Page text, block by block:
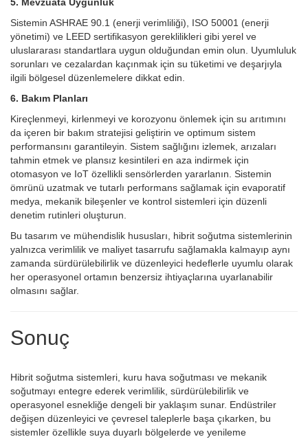
Sistemin ASHRAE 90.1 (enerji verimliliği), ISO 50001 (enerji
yönetimi) ve LEED sertifikasyon gereklilikleri gibi yerel ve
uluslararası standartlara uygun olduğundan emin olun. Uyumluluk
sorunları ve cezalardan kaçınmak için su tüketimi ve deşarjıyla
ilgili bölgesel düzenlemelere dikkat edin.
6. Bakım Planları
Kireçlenmeyi, kirlenmeyi ve korozyonu önlemek için su arıtımını
da içeren bir bakım stratejisi geliştirin ve optimum sistem
performansını garantileyin. Sistem sağlığını izlemek, arızaları
tahmin etmek ve plansız kesintileri en aza indirmek için
otomasyon ve IoT özellikli sensörlerden yararlanın. Sistemin
ömrünü uzatmak ve tutarlı performans sağlamak için evaporatif
medya, mekanik bileşenler ve kontrol sistemleri için düzenli
denetim rutinleri oluşturun.
Bu tasarım ve mühendislik hususları, hibrit soğutma sistemlerinin
yalnızca verimlilik ve maliyet tasarrufu sağlamakla kalmayıp aynı
zamanda sürdürülebilirlik ve düzenleyici hedeflerle uyumlu olarak
her operasyonel ortamın benzersiz ihtiyaçlarına uyarlanabilir
olmasını sağlar.
Sonuç
Hibrit soğutma sistemleri, kuru hava soğutması ve mekanik
soğutmayı entegre ederek verimlilik, sürdürülebilirlik ve
operasyonel esnekliğe dengeli bir yaklaşım sunar. Endüstriler
değişen düzenleyici ve çevresel taleplerle başa çıkarken, bu
sistemler özellikle suya duyarlı bölgelerde ve yenileme